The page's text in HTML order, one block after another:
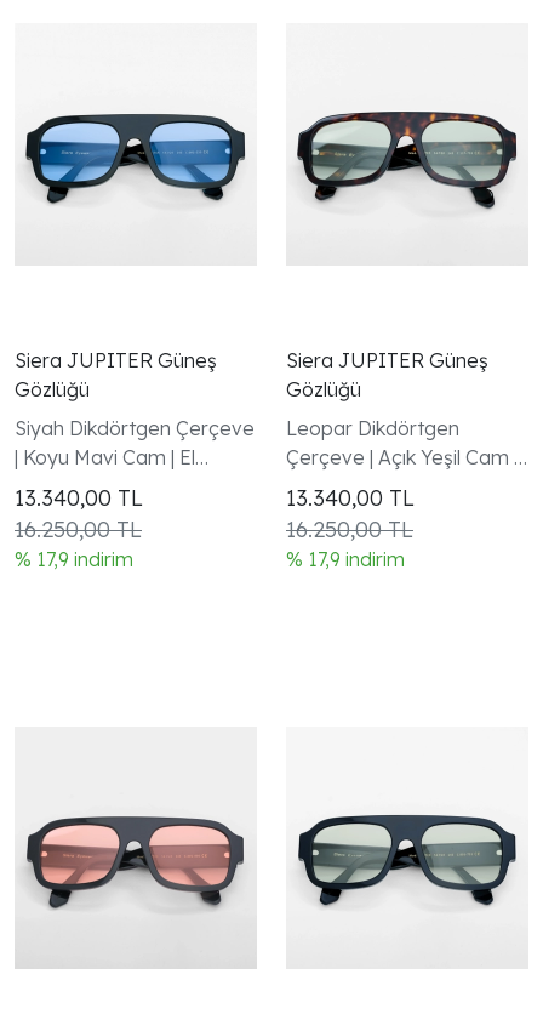
Siera JUPITER Güneş
Gözlüğü
Siyah Dikdörtgen Çerçeve
| Koyu Mavi Cam | El
Yapımı - Handmade in
Italy | UV400 | Garanti
Dahil
13.340,00 TL
16.250,00 TL
% 17,9 indirim
Siera JUPITER Güneş
Gözlüğü
Leopar Dikdörtgen
Çerçeve | Açık Yeşil Cam |
El Yapımı - Handmade in
Italy | UV400 | Garanti
Dahil
13.340,00 TL
16.250,00 TL
% 17,9 indirim